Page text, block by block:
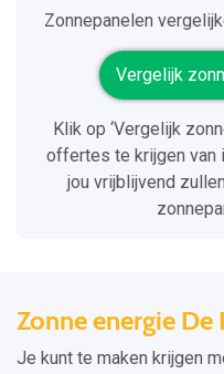
Zonnepanelen
Vergelijk
Klik op ‘Vergelijk
offertes te krijgen van
jou vrijblijvend
Zonne energie De
Je kunt te maken krijgen